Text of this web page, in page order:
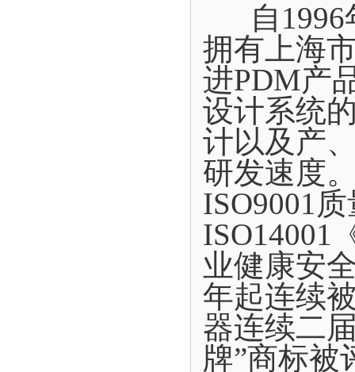
自1996
拥有上海
进PDM产
设计系统
计以及产
研发速度
ISO9001
ISO14001
业健康安
年起连续
器连续二
牌”商标被